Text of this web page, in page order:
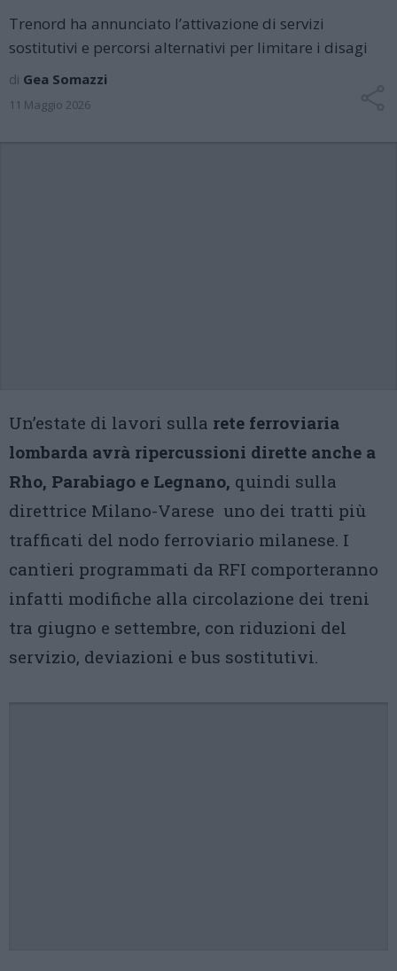
Trenord ha annunciato l’attivazione di servizi
sostitutivi e percorsi alternativi per limitare i disagi
di Gea Somazzi
11 Maggio 2026
Un’estate di lavori sulla rete ferroviaria
lombarda avrà ripercussioni dirette anche a
Rho, Parabiago e Legnano, quindi sulla
direttrice Milano-Varese uno dei tratti più
trafficati del nodo ferroviario milanese. I
cantieri programmati da RFI comporteranno
infatti modifiche alla circolazione dei treni
tra giugno e settembre, con riduzioni del
servizio, deviazioni e bus sostitutivi.